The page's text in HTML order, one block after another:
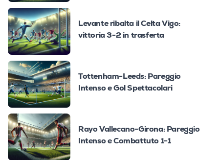
Levante ribalta il Celta Vigo:
vittoria 3-2 in trasferta
Tottenham-Leeds: Pareggio
Intenso e Gol Spettacolari
Rayo Vallecano-Girona: Pareggio
Intenso e Combattuto 1-1